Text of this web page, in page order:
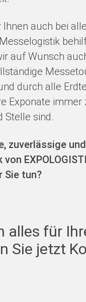
Ihnen auch bei
auf Wunsch
durch alle
Exponate immer
Stelle sind.
zuverlässige
Sie tun?
alles für
Sie jetzt